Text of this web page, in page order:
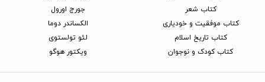
کتاب شعر
کتاب موفقیت و خودیاری
کتاب تاریخ اسلام
کتاب کودک و نوجوان
جورج اورول
الکساندر دوما
لئو تولستوی
ویکتور هوگو